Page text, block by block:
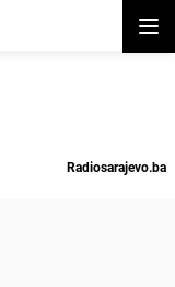
Radiosarajevo.ba